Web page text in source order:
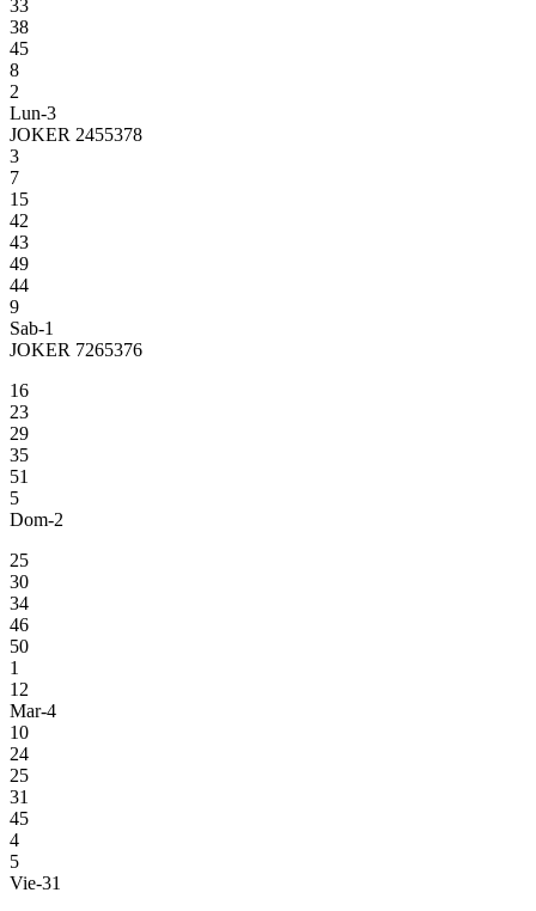
33
38
45
8
2
Lun-3
JOKER 2455378
3
7
15
42
43
49
44
9
Sab-1
JOKER 7265376
16
23
29
35
51
5
Dom-2
25
30
34
46
50
1
12
Mar-4
10
24
25
31
45
4
5
Vie-31